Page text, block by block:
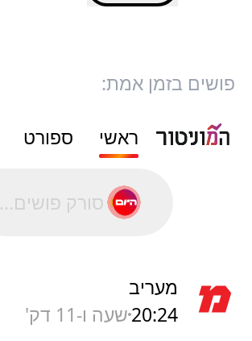
פושים בזמן אמת:
ראשי ספורט
סורק פושים...
מעריב
20:24שעה ו-11 דק'